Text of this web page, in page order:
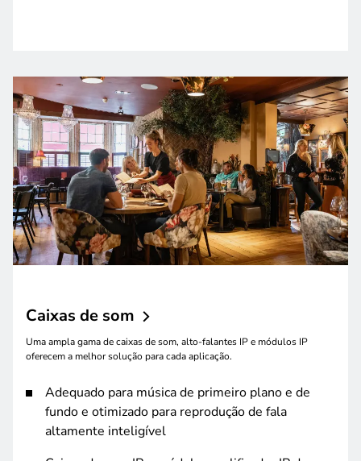
Caixas de som
Uma ampla gama de caixas de som, alto-falantes IP e módulos IP
oferecem a melhor solução para cada aplicação.
Adequado para música de primeiro plano e de
fundo e otimizado para reprodução de fala
altamente inteligível